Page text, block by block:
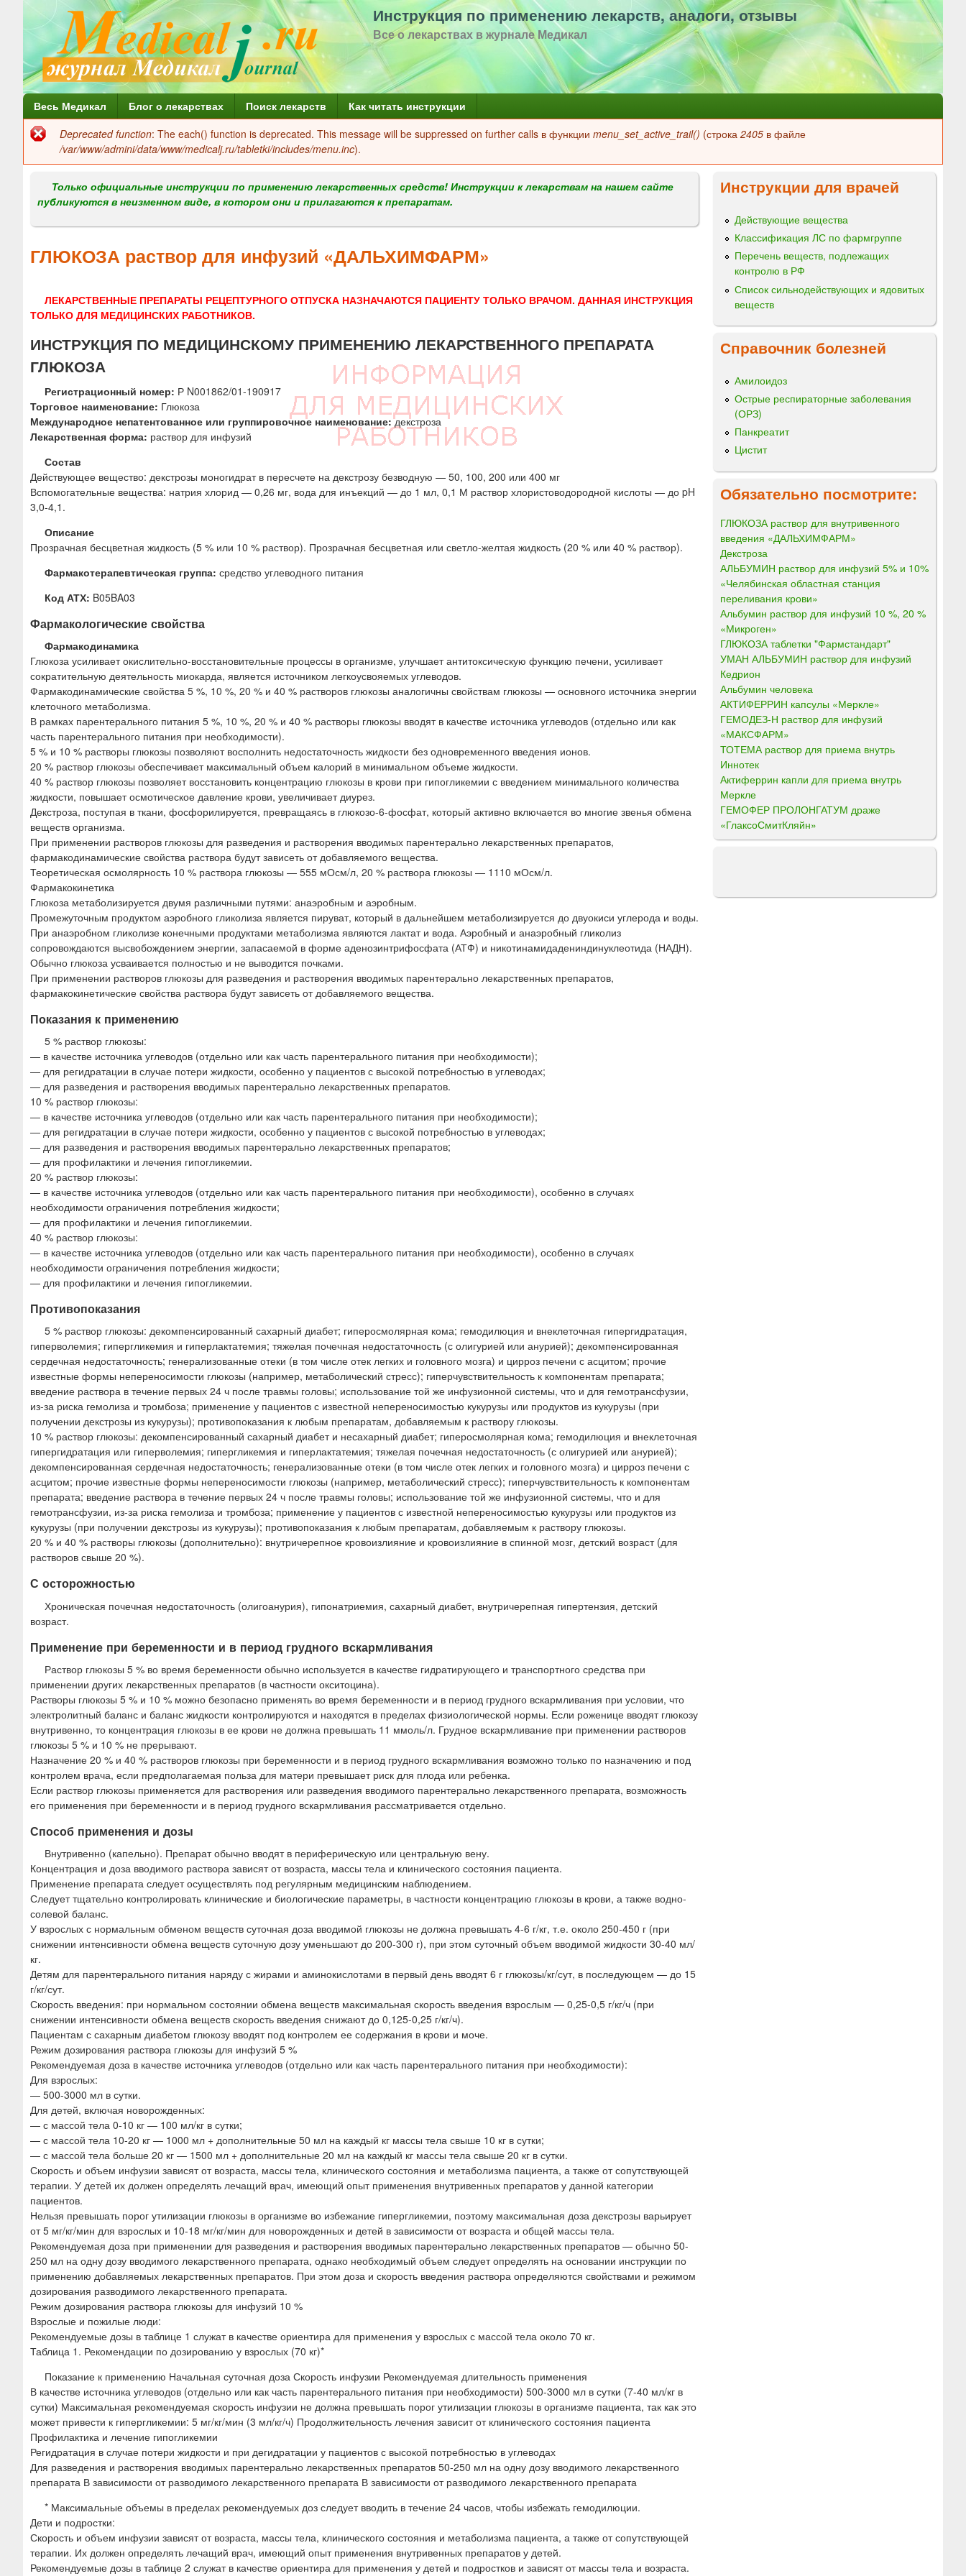
Перейти
к
содержанию
Инструкция по применению лекарств, аналоги, отзывы
Все о лекарствах в журнале Медикал
Г
л
н
м
н
Весь Медикал Блог о лекарствах Поиск лекарств Как читать инструкции
Сообщение
об
ошибке
Deprecated function: The each() function is deprecated. This message will be suppressed on further calls в функции menu_set_active_trail() (строка 2405 в файле
/var/www/admini/data/www/medicalj.ru/tabletki/includes/menu.inc).
Только официальные инструкции по применению лекарственных средств! Инструкции к лекарствам на нашем сайте
публикуются в неизменном виде, в котором они и прилагаются к препаратам.
ГЛЮКОЗА раствор для инфузий «ДАЛЬХИМФАРМ»
ЛЕКАРСТВЕННЫЕ ПРЕПАРАТЫ РЕЦЕПТУРНОГО ОТПУСКА НАЗНАЧАЮТСЯ ПАЦИЕНТУ ТОЛЬКО ВРАЧОМ. ДАННАЯ ИНСТРУКЦИЯ
ТОЛЬКО ДЛЯ МЕДИЦИНСКИХ РАБОТНИКОВ.
ИНСТРУКЦИЯ ПО МЕДИЦИНСКОМУ ПРИМЕНЕНИЮ ЛЕКАРСТВЕННОГО ПРЕПАРАТА
ГЛЮКОЗА
Регистрационный номер: Р N001862/01-190917
Торговое наименование: Глюкоза
Международное непатентованное или группировочное наименование:декстроза
Лекарственная форма: раствор для инфузий
Состав
Действующее вещество: декстрозы моногидрат в пересчете на декстрозу безводную — 50, 100, 200 или 400 мг
Вспомогательные вещества: натрия хлорид — 0,26 мг, вода для инъекций — до 1 мл, 0,1 М раствор хлористоводородной кислоты — до pH
3,0-4,1.
Описание
Прозрачная бесцветная жидкость (5 % или 10 % раствор). Прозрачная бесцветная или светло-желтая жидкость (20 % или 40 % раствор).
Фармакотерапевтическая группа: средство углеводного питания
Код АТХ: B05BA03
Фармакологические свойства
Фармакодинамика
Глюкоза усиливает окислительно-восстановительные процессы в организме, улучшает антитоксическую функцию печени, усиливает
сократительную деятельность миокарда, является источником легкоусвояемых углеводов.
Фармакодинамические свойства 5 %, 10 %, 20 % и 40 % растворов глюкозы аналогичны свойствам глюкозы — основного источника энергии
клеточного метаболизма.
В рамках парентерального питания 5 %, 10 %, 20 % и 40 % растворы глюкозы вводят в качестве источника углеводов (отдельно или как
часть парентерального питания при необходимости).
5 % и 10 % растворы глюкозы позволяют восполнить недостаточность жидкости без одновременного введения ионов.
20 % раствор глюкозы обеспечивает максимальный объем калорий в минимальном объеме жидкости.
40 % раствор глюкозы позволяет восстановить концентрацию глюкозы в крови при гипогликемии с введением минимального количества
жидкости, повышает осмотическое давление крови, увеличивает диурез.
Декстроза, поступая в ткани, фосфорилируется, превращаясь в глюкозо-6-фосфат, который активно включается во многие звенья обмена
веществ организма.
При применении растворов глюкозы для разведения и растворения вводимых парентерально лекарственных препаратов,
фармакодинамические свойства раствора будут зависеть от добавляемого вещества.
Теоретическая осмолярность 10 % раствора глюкозы — 555 мОсм/л, 20 % раствора глюкозы — 1110 мОсм/л.
Фармакокинетика
Глюкоза метаболизируется двумя различными путями: анаэробным и аэробным.
Промежуточным продуктом аэробного гликолиза является пируват, который в дальнейшем метаболизируется до двуокиси углерода и воды.
При анаэробном гликолизе конечными продуктами метаболизма являются лактат и вода. Аэробный и анаэробный гликолиз
сопровождаются высвобождением энергии, запасаемой в форме аденозинтрифосфата (АТФ) и никотинамидадениндинуклеотида (НАДН).
Обычно глюкоза усваивается полностью и не выводится почками.
При применении растворов глюкозы для разведения и растворения вводимых парентерально лекарственных препаратов,
фармакокинетические свойства раствора будут зависеть от добавляемого вещества.
Показания к применению
5 % раствор глюкозы:
— в качестве источника углеводов (отдельно или как часть парентерального питания при необходимости);
— для регидратации в случае потери жидкости, особенно у пациентов с высокой потребностью в углеводах;
— для разведения и растворения вводимых парентерально лекарственных препаратов.
10 % раствор глюкозы:
— в качестве источника углеводов (отдельно или как часть парентерального питания при необходимости);
— для регидратации в случае потери жидкости, особенно у пациентов с высокой потребностью в углеводах;
— для разведения и растворения вводимых парентерально лекарственных препаратов;
— для профилактики и лечения гипогликемии.
20 % раствор глюкозы:
— в качестве источника углеводов (отдельно или как часть парентерального питания при необходимости), особенно в случаях
необходимости ограничения потребления жидкости;
— для профилактики и лечения гипогликемии.
40 % раствор глюкозы:
— в качестве источника углеводов (отдельно или как часть парентерального питания при необходимости), особенно в случаях
необходимости ограничения потребления жидкости;
— для профилактики и лечения гипогликемии.
Противопоказания
5 % раствор глюкозы: декомпенсированный сахарный диабет; гиперосмолярная кома; гемодилюция и внеклеточная гипергидратация,
гиперволемия; гипергликемия и гиперлактатемия; тяжелая почечная недостаточность (с олигурией или анурией); декомпенсированная
сердечная недостаточность; генерализованные отеки (в том числе отек легких и головного мозга) и цирроз печени с асцитом; прочие
известные формы непереносимости глюкозы (например, метаболический стресс); гиперчувствительность к компонентам препарата;
введение раствора в течение первых 24 ч после травмы головы; использование той же инфузионной системы, что и для гемотрансфузии,
из-за риска гемолиза и тромбоза; применение у пациентов с известной непереносимостью кукурузы или продуктов из кукурузы (при
получении декстрозы из кукурузы); противопоказания к любым препаратам, добавляемым к раствору глюкозы.
10 % раствор глюкозы: декомпенсированный сахарный диабет и несахарный диабет; гиперосмолярная кома; гемодилюция и внеклеточная
гипергидратация или гиперволемия; гипергликемия и гиперлактатемия; тяжелая почечная недостаточность (с олигурией или анурией);
декомпенсированная сердечная недостаточность; генерализованные отеки (в том числе отек легких и головного мозга) и цирроз печени с
асцитом; прочие известные формы непереносимости глюкозы (например, метаболический стресс); гиперчувствительность к компонентам
препарата; введение раствора в течение первых 24 ч после травмы головы; использование той же инфузионной системы, что и для
гемотрансфузии, из-за риска гемолиза и тромбоза; применение у пациентов с известной непереносимостью кукурузы или продуктов из
кукурузы (при получении декстрозы из кукурузы); противопоказания к любым препаратам, добавляемым к раствору глюкозы.
20 % и 40 % растворы глюкозы (дополнительно): внутричерепное кровоизлияние и кровоизлияние в спинной мозг, детский возраст (для
растворов свыше 20 %).
С осторожностью
Хроническая почечная недостаточность (олигоанурия), гипонатриемия, сахарный диабет, внутричерепная гипертензия, детский
возраст.
Применение при беременности и в период грудного вскармливания
Раствор глюкозы 5 % во время беременности обычно используется в качестве гидратирующего и транспортного средства при
применении других лекарственных препаратов (в частности окситоцина).
Растворы глюкозы 5 % и 10 % можно безопасно применять во время беременности и в период грудного вскармливания при условии, что
электролитный баланс и баланс жидкости контролируются и находятся в пределах физиологической нормы. Если роженице вводят глюкозу
внутривенно, то концентрация глюкозы в ее крови не должна превышать 11 ммоль/л. Грудное вскармливание при применении растворов
глюкозы 5 % и 10 % не прерывают.
Назначение 20 % и 40 % растворов глюкозы при беременности и в период грудного вскармливания возможно только по назначению и под
контролем врача, если предполагаемая польза для матери превышает риск для плода или ребенка.
Если раствор глюкозы применяется для растворения или разведения вводимого парентерально лекарственного препарата, возможность
его применения при беременности и в период грудного вскармливания рассматривается отдельно.
Способ применения и дозы
Внутривенно (капельно). Препарат обычно вводят в периферическую или центральную вену.
Концентрация и доза вводимого раствора зависят от возраста, массы тела и клинического состояния пациента.
Применение препарата следует осуществлять под регулярным медицинским наблюдением.
Следует тщательно контролировать клинические и биологические параметры, в частности концентрацию глюкозы в крови, а также водно-
солевой баланс.
У взрослых с нормальным обменом веществ суточная доза вводимой глюкозы не должна превышать 4-6 г/кг, т.е. около 250-450 г (при
снижении интенсивности обмена веществ суточную дозу уменьшают до 200-300 г), при этом суточный объем вводимой жидкости 30-40 мл/
кг.
Детям для парентерального питания наряду с жирами и аминокислотами в первый день вводят 6 г глюкозы/кг/сут, в последующем — до 15
г/кг/сут.
Скорость введения: при нормальном состоянии обмена веществ максимальная скорость введения взрослым — 0,25-0,5 г/кг/ч (при
снижении интенсивности обмена веществ скорость введения снижают до 0,125-0,25 г/кг/ч).
Пациентам с сахарным диабетом глюкозу вводят под контролем ее содержания в крови и моче.
Режим дозирования раствора глюкозы для инфузий 5 %
Рекомендуемая доза в качестве источника углеводов (отдельно или как часть парентерального питания при необходимости):
Для взрослых:
— 500-3000 мл в сутки.
Для детей, включая новорожденных:
— с массой тела 0-10 кг — 100 мл/кг в сутки;
— с массой тела 10-20 кг — 1000 мл + дополнительные 50 мл на каждый кг массы тела свыше 10 кг в сутки;
— с массой тела больше 20 кг — 1500 мл + дополнительные 20 мл на каждый кг массы тела свыше 20 кг в сутки.
Скорость и объем инфузии зависят от возраста, массы тела, клинического состояния и метаболизма пациента, а также от сопутствующей
терапии. У детей их должен определять лечащий врач, имеющий опыт применения внутривенных препаратов у данной категории
пациентов.
Нельзя превышать порог утилизации глюкозы в организме во избежание гипергликемии, поэтому максимальная доза декстрозы варьирует
от 5 мг/кг/мин для взрослых и 10-18 мг/кг/мин для новорожденных и детей в зависимости от возраста и общей массы тела.
Рекомендуемая доза при применении для разведения и растворения вводимых парентерально лекарственных препаратов — обычно 50-
250 мл на одну дозу вводимого лекарственного препарата, однако необходимый объем следует определять на основании инструкции по
применению добавляемых лекарственных препаратов. При этом доза и скорость введения раствора определяются свойствами и режимом
дозирования разводимого лекарственного препарата.
Режим дозирования раствора глюкозы для инфузий 10 %
Взрослые и пожилые люди:
Рекомендуемые дозы в таблице 1 служат в качестве ориентира для применения у взрослых с массой тела около 70 кг.
Таблица 1. Рекомендации по дозированию у взрослых (70 кг)*
Показание к применению Начальная суточная доза Скорость инфузии Рекомендуемая длительность применения
В качестве источника углеводов (отдельно или как часть парентерального питания при необходимости) 500-3000 мл в сутки (7-40 мл/кг в
сутки) Максимальная рекомендуемая скорость инфузии не должна превышать порог утилизации глюкозы в организме пациента, так как это
может привести к гипергликемии: 5 мг/кг/мин (3 мл/кг/ч) Продолжительность лечения зависит от клинического состояния пациента
Профилактика и лечение гипогликемии
Регидратация в случае потери жидкости и при дегидратации у пациентов с высокой потребностью в углеводах
Для разведения и растворения вводимых парентерально лекарственных препаратов 50-250 мл на одну дозу вводимого лекарственного
препарата В зависимости от разводимого лекарственного препарата В зависимости от разводимого лекарственного препарата
* Максимальные объемы в пределах рекомендуемых доз следует вводить в течение 24 часов, чтобы избежать гемодилюции.
Дети и подростки:
Скорость и объем инфузии зависят от возраста, массы тела, клинического состояния и метаболизма пациента, а также от сопутствующей
терапии. Их должен определять лечащий врач, имеющий опыт применения внутривенных препаратов у детей.
Рекомендуемые дозы в таблице 2 служат в качестве ориентира для применения у детей и подростков и зависят от массы тела и возраста.
Инструкции для врачей
Действующие вещества
Классификация ЛС по фармгруппе
Перечень веществ, подлежащих
контролю в РФ
Список сильнодействующих и ядовитых
веществ
Справочник болезней
Амилоидоз
Острые респираторные заболевания
(ОРЗ)
Панкреатит
Цистит
Обязательно посмотрите:
ГЛЮКОЗА раствор для внутривенного
введения «ДАЛЬХИМФАРМ»
Декстроза
АЛЬБУМИН раствор для инфузий 5% и 10%
«Челябинская областная станция
переливания крови»
Альбумин раствор для инфузий 10 %, 20 %
«Микроген»
ГЛЮКОЗА таблетки "Фармстандарт"
УМАН АЛЬБУМИН раствор для инфузий
Кедрион
Альбумин человека
АКТИФЕРРИН капсулы «Меркле»
ГЕМОДЕЗ-Н раствор для инфузий
«МАКСФАРМ»
ТОТЕМА раствор для приема внутрь
Иннотек
Актиферрин капли для приема внутрь
Меркле
ГЕМОФЕР ПРОЛОНГАТУМ драже
«ГлаксоСмитКляйн»